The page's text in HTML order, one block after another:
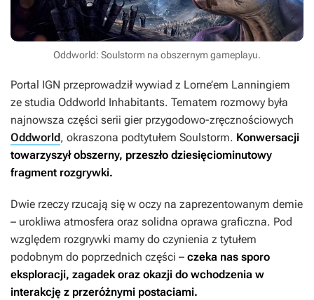
Oddworld: Soulstorm na obszernym gameplayu.
Portal IGN przeprowadził wywiad z Lorne’em Lanningiem
ze studia Oddworld Inhabitants. Tematem rozmowy była
najnowsza części serii gier przygodowo-zręcznościowych
Oddworld, okraszona podtytułem Soulstorm. Konwersacji
towarzyszył obszerny, przeszło dziesięciominutowy
fragment rozgrywki.
Dwie rzeczy rzucają się w oczy na zaprezentowanym demie
– urokliwa atmosfera oraz solidna oprawa graficzna. Pod
względem rozgrywki mamy do czynienia z tytułem
podobnym do poprzednich części – czeka nas sporo
eksploracji, zagadek oraz okazji do wchodzenia w
interakcję z przeróżnymi postaciami.